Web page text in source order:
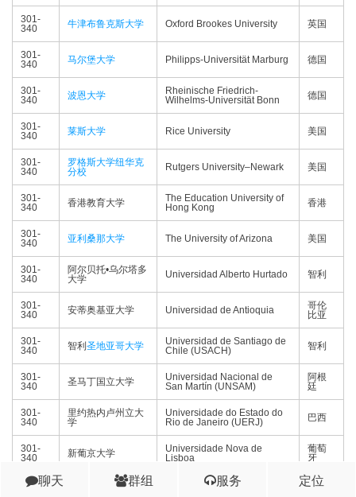
301-
340
牛津布鲁克斯大学 Oxford Brookes University 英国
301-
340
马尔堡大学 Philipps-Universität Marburg 德国
301-
340
波恩大学
Rheinische Friedrich-
Wilhelms-Universität Bonn
德国
301-
340
莱斯大学 Rice University 美国
301-
340
罗格斯大学纽华克
分校
Rutgers University–Newark 美国
301-
340
香港教育大学
The Education University of
Hong Kong
香港
301-
340
亚利桑那大学 The University of Arizona 美国
301-
340
阿尔贝托•乌尔塔多
大学
Universidad Alberto Hurtado 智利
301-
340
安蒂奥基亚大学 Universidad de Antioquia
哥伦
比亚
301-
340
智利 圣地亚哥大学
Universidad de Santiago de
Chile (USACH)
智利
301-
340
圣马丁国立大学
Universidad Nacional de
San Martín (UNSAM)
阿根
廷
301-
340
里约热内卢州立大
学
Universidade do Estado do
Rio de Janeiro (UERJ)
巴西
301-
340
新葡京大学
Universidade Nova de
Lisboa
葡萄
牙
301-
Università di Padova
意大
聊天 群组 服务 定位